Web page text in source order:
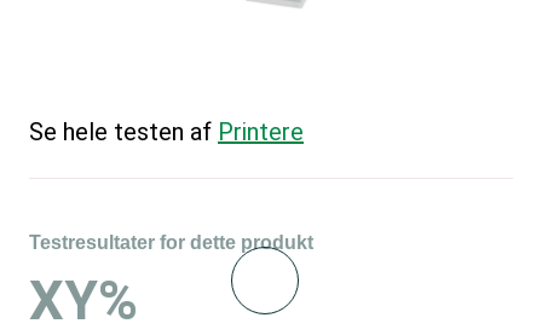
Se hele testen af Printere
Testresultater for dette produkt
XY%